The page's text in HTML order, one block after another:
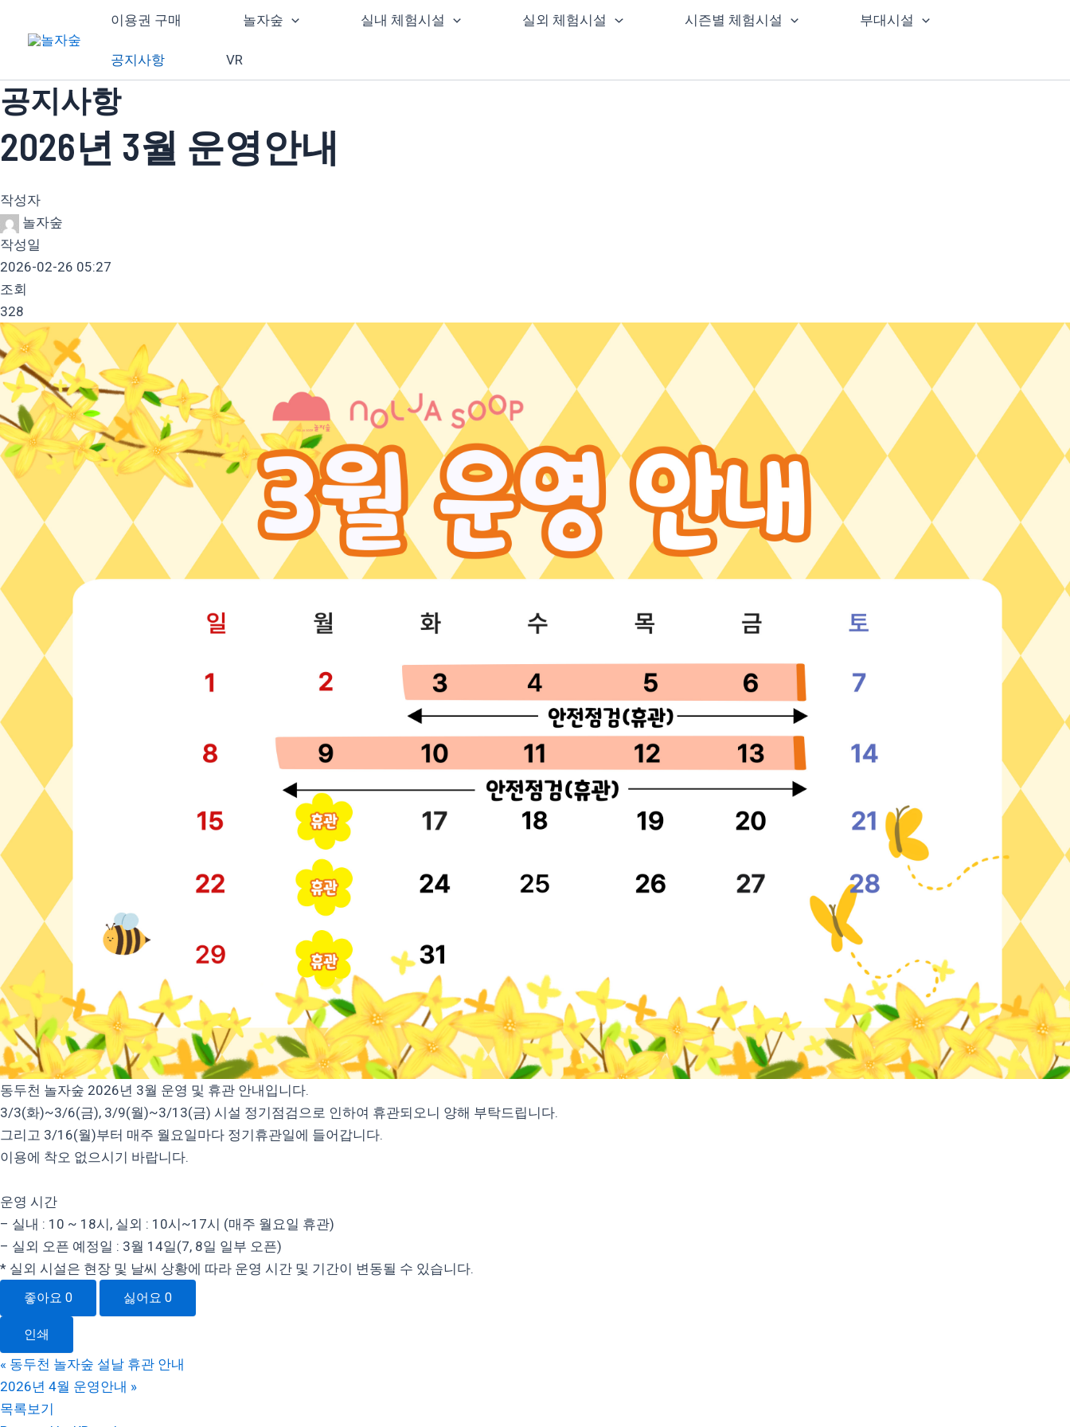
로
건
뛰
이용권 구매 놀자숲 실내 체험시설 실외 체험시설 시즌별 체험시설 부대시설
공지사항 VR
공지사항
2026년 3월 운영안내
작성자
놀자숲
작성일
2026-02-26 05:27
조회
328
동두천 놀자숲 2026년 3월 운영 및 휴관 안내입니다.
3/3(화)~3/6(금), 3/9(월)~3/13(금) 시설 정기점검으로 인하여 휴관되오니 양해 부탁드립니다.
그리고 3/16(월)부터 매주 월요일마다 정기휴관일에 들어갑니다.
이용에 착오 없으시기 바랍니다.
운영 시간
– 실내 : 10 ~ 18시, 실외 : 10시~17시 (매주 월요일 휴관)
– 실외 오픈 예정일 : 3월 14일(7, 8일 일부 오픈)
* 실외 시설은 현장 및 날씨 상황에 따라 운영 시간 및 기간이 변동될 수 있습니다.
좋아요 0 싫어요 0
인쇄
« 동두천 놀자숲 설날 휴관 안내
2026년 4월 운영안내 »
목록보기